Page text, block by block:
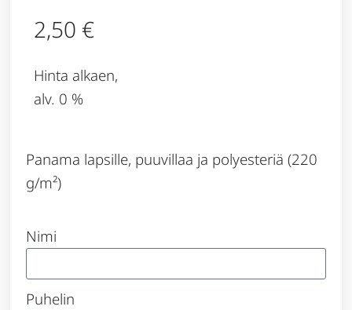
2,50 €
Hinta alkaen,
alv. 0 %
Panama lapsille, puuvillaa ja polyesteriä (220
g/m²)
Nimi
Puhelin